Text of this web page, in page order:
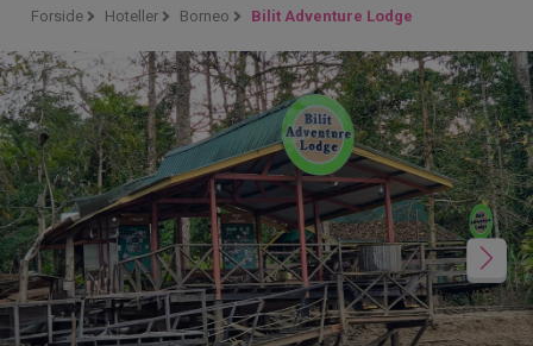
Forside Hoteller Borneo Bilit Adventure Lodge